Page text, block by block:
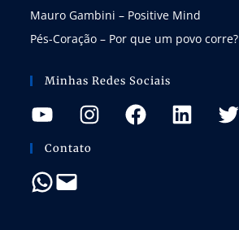
Mauro Gambini – Positive Mind
Pés-Coração – Por que um povo corre?
Minhas Redes Sociais
Contato